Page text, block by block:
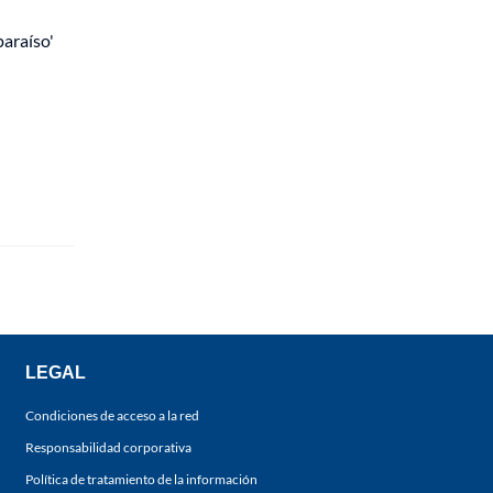
LEGAL
Condiciones de acceso a la red
Responsabilidad corporativa
Política de tratamiento de la información